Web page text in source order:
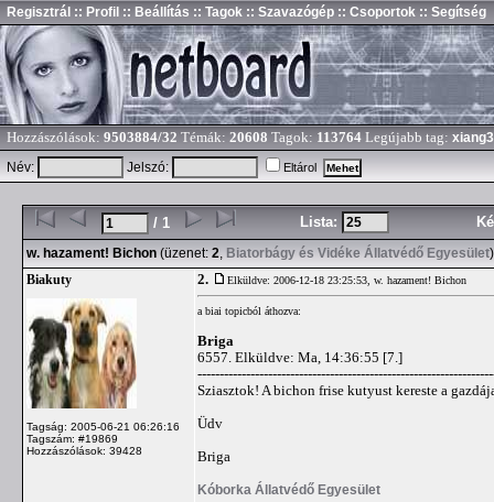
Regisztrál :: Profil :: Beállítás :: Tagok :: Szavazógép :: Csoportok :: Segítség
Hozzászólások: 9503884/32 Témák: 20608 Tagok: 113764 Legújabb tag:
Név:
Jelszó: Eltárol
/ 1 Lista:
w. hazament! Bichon (üzenet: 2, Biatorbágy és Vidéke Állatvédő Egyesület)
Biakuty
Tagság: 2005-06-21 06:26:16
Tagszám: #19869
Hozzászólások: 39428
2. Elküldve: 2006-12-18 23:25:53, w. hazament! Bichon
a biai topicból áthozva:
Briga
6557. Elküldve: Ma, 14:36:55 [7.]
Sziasztok! A bichon frise kutyust kereste a
Üdv
Briga
Kóborka Állatvédő Egyesület